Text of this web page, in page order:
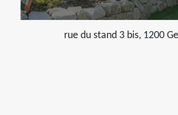
rue du stand 3 bis, 1200